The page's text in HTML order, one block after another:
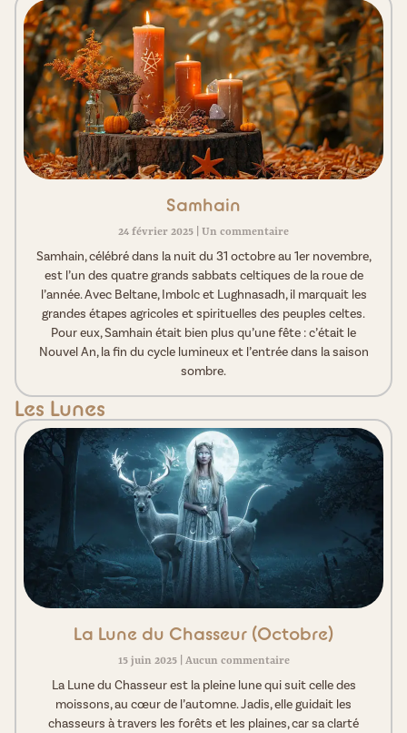
Samhain
24 février 2025 Un commentaire
Samhain, célébré dans la nuit du 31 octobre au 1er novembre,
est l’un des quatre grands sabbats celtiques de la roue de
l’année. Avec Beltane, Imbolc et Lughnasadh, il marquait les
grandes étapes agricoles et spirituelles des peuples celtes.
Pour eux, Samhain était bien plus qu’une fête : c’était le
Nouvel An, la fin du cycle lumineux et l’entrée dans la saison
sombre.
Les Lunes
La Lune du Chasseur (Octobre)
15 juin 2025 Aucun commentaire
La Lune du Chasseur est la pleine lune qui suit celle des
moissons, au cœur de l’automne. Jadis, elle guidait les
chasseurs à travers les forêts et les plaines, car sa clarté